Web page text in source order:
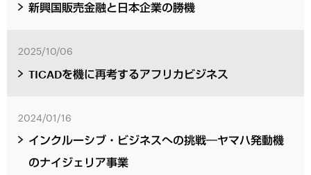
新興国販売金融と日本企業の勝機
2025/10/06
TICADを機に再考するアフリカビジネス
2024/01/16
インクルーシブ・ビジネスへの挑戦―ヤマハ発動機
のナイジェリア事業